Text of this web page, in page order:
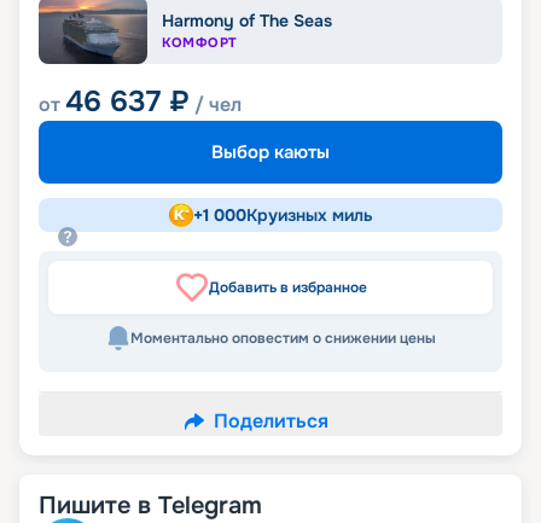
Harmony of The Seas
КОМФОРТ
от46 637 ₽ / чел
Выбор каюты
+1 000Круизных миль
Добавить в избранное
Моментально оповестим о снижении цены
Поделиться
Пишите в Telegram